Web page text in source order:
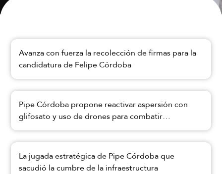
Avanza con fuerza la recolección de firmas para la
candidatura de Felipe Córdoba
Pipe Córdoba propone reactivar aspersión con
glifosato y uso de drones para combatir
narcocultivos en Colombia
La jugada estratégica de Pipe Córdoba que
sacudió la cumbre de la infraestructura